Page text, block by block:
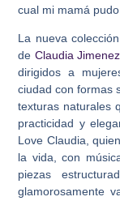
cual mi mamá pudo
La nueva
de Claudia Jimenez
dirigidos a
ciudad con formas
texturas naturales
practicidad y
Love Claudia,
la vida, con
piezas
glamorosamente